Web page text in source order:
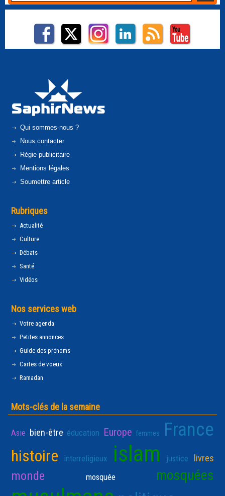
Qui sommes-nous ?
Nous contacter
Régie publicitaire
Mentions légales
Soumettre article
Rubriques
Actualité
Culture
Débats
Santé
Vidéos
Nos services web
Votre agenda
Petites annonces
Guide des prénoms
Cartes de voeux
Ramadan
Mots-clés de la semaine
Asie bien-être éducation Europe femmes France
histoire interreligieux islam justice livres
monde mosquée mosquées